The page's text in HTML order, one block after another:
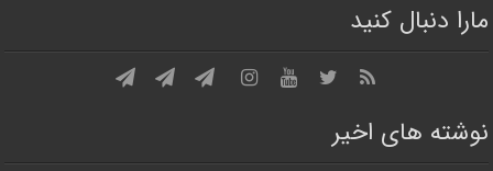
مارا دنبال کنید
نوشته های اخیر